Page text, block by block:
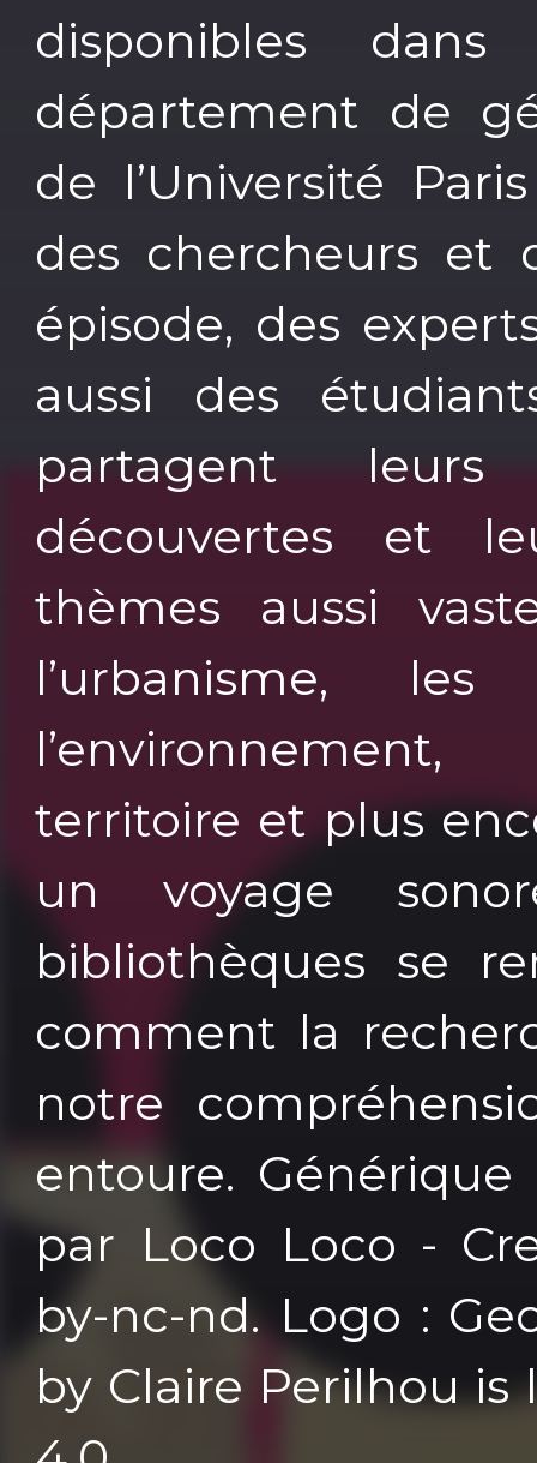
disponibles
département de
de l’Université
des chercheurs et
épisode, des
aussi des
partagent leurs
découvertes et
thèmes aussi
l’urbanisme, les
territoire et plus
un voyage
bibliothèques se
comment la
notre
entoure.
par Loco Loco -
by-nc-nd. Logo :
by Claire Perilhou is